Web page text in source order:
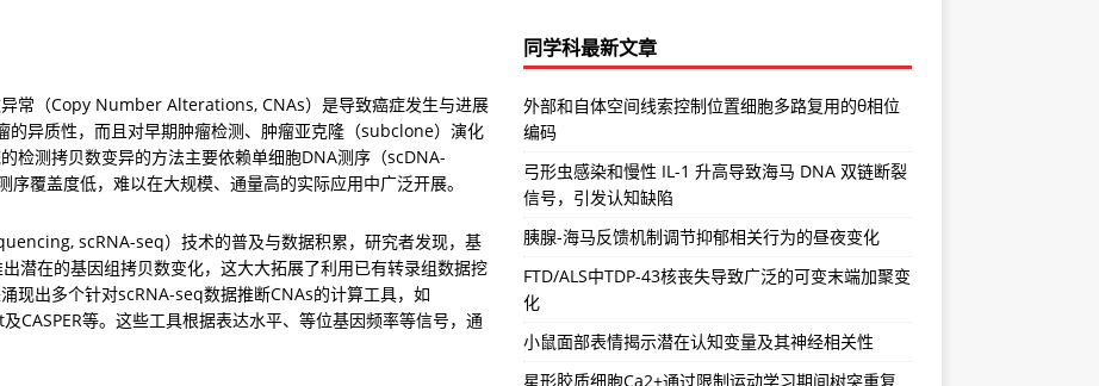
常（Copy Number Alterations, CNAs）是导致癌症发生与进展
的异质性，而且对早期肿瘤检测、肿瘤亚克隆（subclone）演化
检测拷贝数变异的方法主要依赖单细胞DNA测序（scDNA-
覆盖度低，难以在大规模、通量高的实际应用中广泛开展。
scRNA-seq）技术的普及与数据积累，研究者发现，基
潜在的基因组拷贝数变化，这大大拓展了利用已有转录组数据挖
现出多个针对scRNA-seq数据推断CNAs的计算工具，如
CASPER等。这些工具根据表达水平、等位基因频率等信号，通
同学科最新文章
外部和自体空间线索控制位置细胞多路复用的θ相位
编码
弓形虫感染和慢性 IL-1 升高导致海马 DNA 双链断裂
信号，引发认知缺陷
胰腺-海马反馈机制调节抑郁相关行为的昼夜变化
FTD/ALS中TDP-43核丧失导致广泛的可变末端加聚变
化
小鼠面部表情揭示潜在认知变量及其神经相关性
星形胶质细胞Ca2+通过限制运动学习期间树突重复